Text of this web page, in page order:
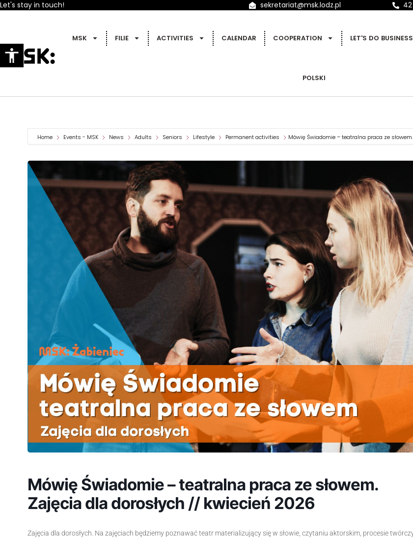
Let's stay in touch! sekretariat@msk.lodz.pl
MSK FILIE ACTIVITIES CALENDAR COOPERATION LET'S DO BUSINESS
POLSKI
Home Events - MSK News Adults Seniors Lifestyle Permanent activities Mówię Świadomie – teatralna praca ze
Mówię Świadomie – teatralna praca ze słowem.
Zajęcia dla dorosłych // kwiecień 2026
Zajęcia dla dorosłych. Na zajęciach będziemy poznawać teatr materializujący się w słowie, czytaniu aktorskim, procesie